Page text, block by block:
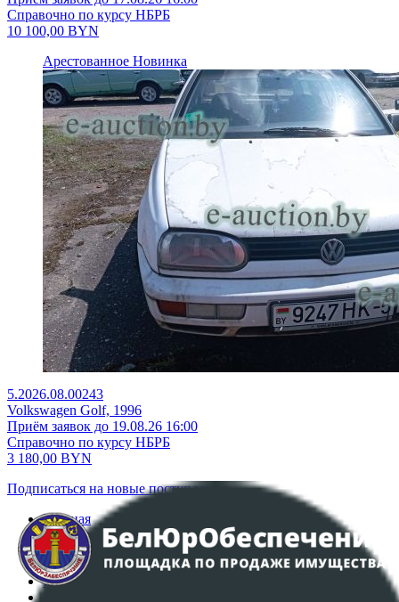
Справочно по курсу НБРБ
10 100,00 BYN
Арестованное Новинка
5.2026.08.00243
Volkswagen Golf, 1996
Приём заявок до 19.08.26 16:00
Справочно по курсу НБРБ
3 180,00 BYN
Подписаться на новые поступления
Главная
Аукционы
Интернет-магазин
Регламент организации и проведения торгов